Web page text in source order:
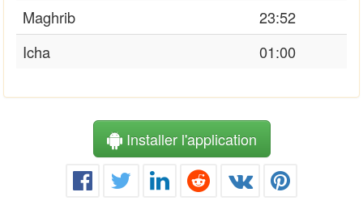
Maghrib
23:52
Icha
01:00
Installer l'application